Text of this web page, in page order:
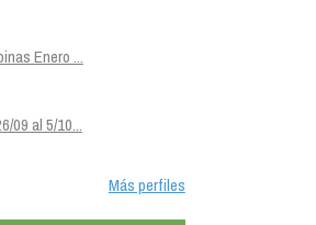
Enero ...
09 al 5/10...
Más perfiles